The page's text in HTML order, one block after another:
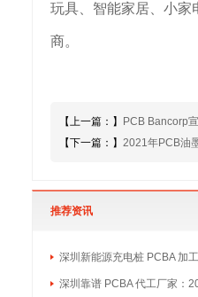
玩具、智能家居、小家
商。
【上一篇：】
PCB Bancorp
【下一篇：】 2021年PCB油
推荐资讯
深圳新能源充电桩 PCBA 加
深圳靠谱 PCBA 代工厂家：